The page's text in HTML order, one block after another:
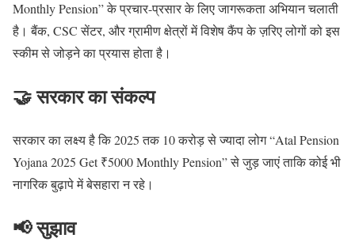
Monthly Pension” के प्रचार-प्रसार के लिए जागरूकता अभियान चलाती
है। बैंक, CSC सेंटर, और ग्रामीण क्षेत्रों में विशेष कैंप के ज़रिए लोगों को इस
स्कीम से जोड़ने का प्रयास होता है।
🤝 सरकार का संकल्प
सरकार का लक्ष्य है कि 2025 तक 10 करोड़ से ज्यादा लोग “Atal Pension
Yojana 2025 Get ₹5000 Monthly Pension” से जुड़ जाएं ताकि कोई भी
नागरिक बुढ़ापे में बेसहारा न रहे।
📢 सुझाव